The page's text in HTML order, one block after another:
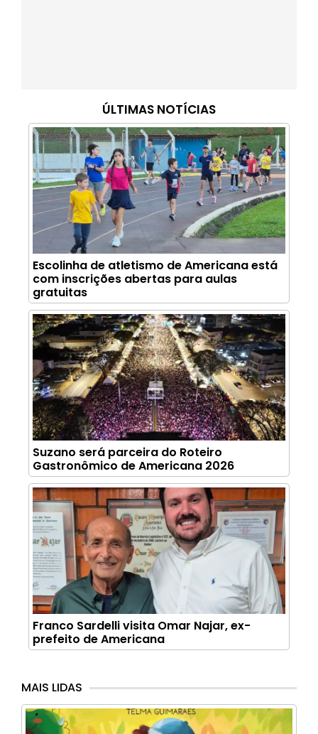
ÚLTIMAS NOTÍCIAS
Escolinha de atletismo de Americana está
com inscrições abertas para aulas
gratuitas
Suzano será parceira do Roteiro
Gastronômico de Americana 2026
Franco Sardelli visita Omar Najar, ex-
prefeito de Americana
MAIS LIDAS